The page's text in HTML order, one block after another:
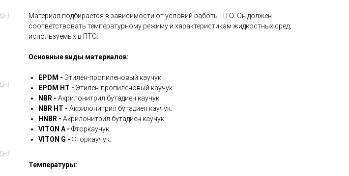
Материал подбирается в зависимости от условий работы ПТО. Он должен
соответствовать температурному режиму и характеристикам жидкостных сред,
используемых в ПТО.
Основные виды материалов:
EPDM - Этилен-пропиленовый каучук.
EPDM HT - Этилен-пропиленовый каучук.
NBR - Акрилонитрил бутадиен каучук.
NBR HT - Акрилонитрил бутадиен каучук.
HNBR - Акрилонитрил бутадиен каучук.
VITON A - Фторкаучук.
VITON G - Фторкаучук.
Температуры: